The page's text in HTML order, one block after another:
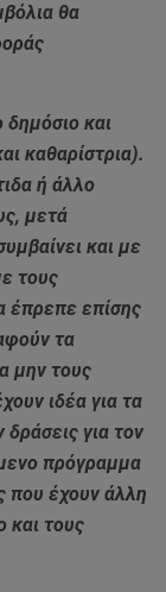
θα
δημόσιο και
καθαρίστρια).
ή άλλο
μετά
και με
τους
έπρεπε επίσης
τα
μην τους
ιδέα για τα
για τον
πρόγραμμα
που έχουν άλλη
και τους